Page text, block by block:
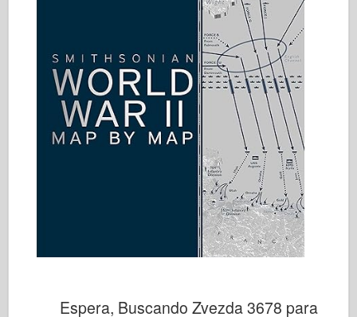
Espera, Buscando Zvezda 3678 para